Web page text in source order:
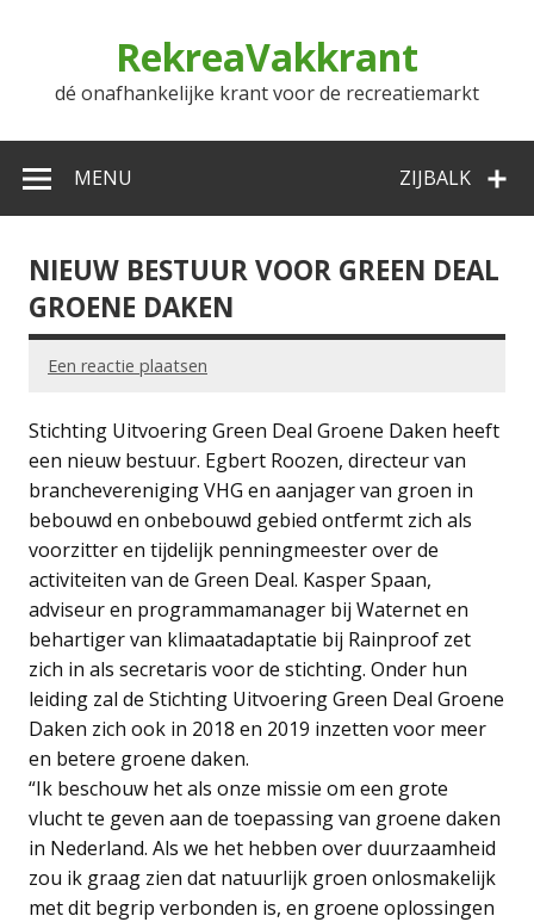
RekreaVakkrant
dé onafhankelijke krant voor de recreatiemarkt
ZIJBALK
MENU
NIEUW BESTUUR VOOR GREEN DEAL
GROENE DAKEN
Een reactie plaatsen
Stichting Uitvoering Green Deal Groene Daken heeft
een nieuw bestuur. Egbert Roozen, directeur van
branchevereniging VHG en aanjager van groen in
bebouwd en onbebouwd gebied ontfermt zich als
voorzitter en tijdelijk penningmeester over de
activiteiten van de Green Deal. Kasper Spaan,
adviseur en programmamanager bij Waternet en
behartiger van klimaatadaptatie bij Rainproof zet
zich in als secretaris voor de stichting. Onder hun
leiding zal de Stichting Uitvoering Green Deal Groene
Daken zich ook in 2018 en 2019 inzetten voor meer
en betere groene daken.
“Ik beschouw het als onze missie om een grote
vlucht te geven aan de toepassing van groene daken
in Nederland. Als we het hebben over duurzaamheid
zou ik graag zien dat natuurlijk groen onlosmakelijk
met dit begrip verbonden is, en groene oplossingen